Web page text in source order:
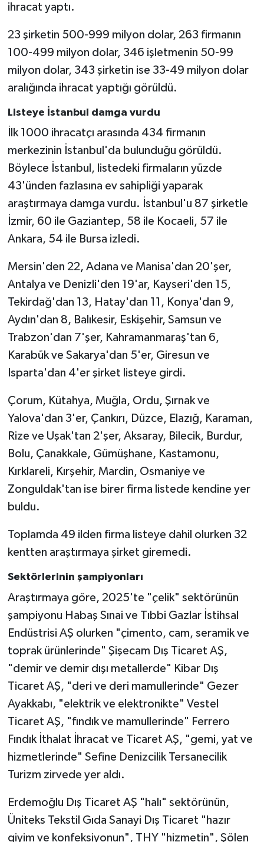
ihracat yaptı.
23 şirketin 500-999 milyon dolar, 263 firmanın
100-499 milyon dolar, 346 işletmenin 50-99
milyon dolar, 343 şirketin ise 33-49 milyon dolar
aralığında ihracat yaptığı görüldü.
Listeye İstanbul damga vurdu
İlk 1000 ihracatçı arasında 434 firmanın
merkezinin İstanbul'da bulunduğu görüldü.
Böylece İstanbul, listedeki firmaların yüzde
43'ünden fazlasına ev sahipliği yaparak
araştırmaya damga vurdu. İstanbul'u 87 şirketle
İzmir, 60 ile Gaziantep, 58 ile Kocaeli, 57 ile
Ankara, 54 ile Bursa izledi.
Mersin'den 22, Adana ve Manisa'dan 20'şer,
Antalya ve Denizli'den 19'ar, Kayseri'den 15,
Tekirdağ'dan 13, Hatay'dan 11, Konya'dan 9,
Aydın'dan 8, Balıkesir, Eskişehir, Samsun ve
Trabzon'dan 7'şer, Kahramanmaraş'tan 6,
Karabük ve Sakarya'dan 5'er, Giresun ve
Isparta'dan 4'er şirket listeye girdi.
Çorum, Kütahya, Muğla, Ordu, Şırnak ve
Yalova'dan 3'er, Çankırı, Düzce, Elazığ, Karaman,
Rize ve Uşak'tan 2'şer, Aksaray, Bilecik, Burdur,
Bolu, Çanakkale, Gümüşhane, Kastamonu,
Kırklareli, Kırşehir, Mardin, Osmaniye ve
Zonguldak'tan ise birer firma listede kendine yer
buldu.
Toplamda 49 ilden firma listeye dahil olurken 32
kentten araştırmaya şirket giremedi.
Sektörlerinin şampiyonları
Araştırmaya göre, 2025'te "çelik" sektörünün
şampiyonu Habaş Sınai ve Tıbbi Gazlar İstihsal
Endüstrisi AŞ olurken "çimento, cam, seramik ve
toprak ürünlerinde" Şişecam Dış Ticaret AŞ,
"demir ve demir dışı metallerde" Kibar Dış
Ticaret AŞ, "deri ve deri mamullerinde" Gezer
Ayakkabı, "elektrik ve elektronikte" Vestel
Ticaret AŞ, "fındık ve mamullerinde" Ferrero
Fındık İthalat İhracat ve Ticaret AŞ, "gemi, yat ve
hizmetlerinde" Sefine Denizcilik Tersanecilik
Turizm zirvede yer aldı.
Erdemoğlu Dış Ticaret AŞ "halı" sektörünün,
Üniteks Tekstil Gıda Sanayi Dış Ticaret "hazır
giyim ve konfeksiyonun", THY "hizmetin", Şölen